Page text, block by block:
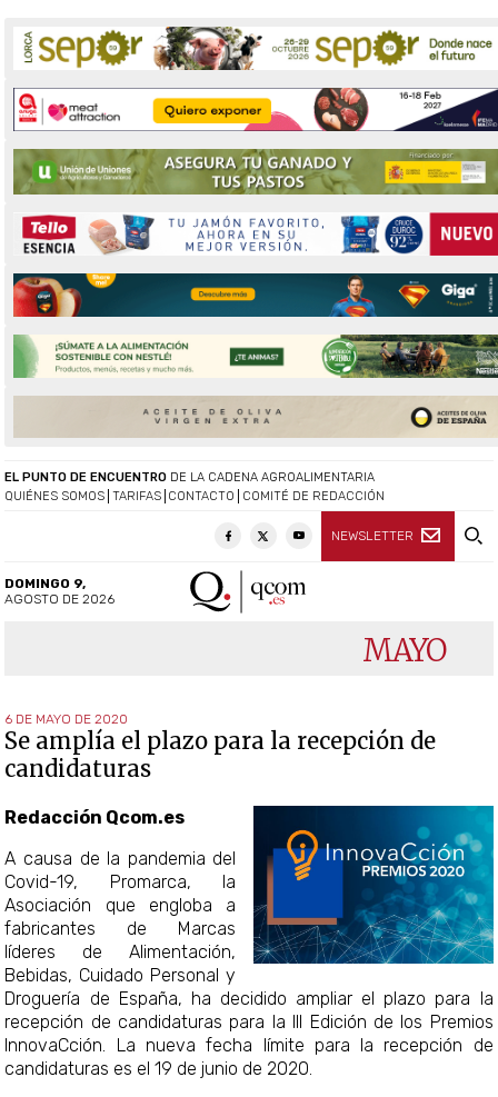
QUIÉNES SOMOS TARIFAS CONTACTO COMITÉ DE REDACCIÓN
NEWSLETTER
EL PUNTO DE ENCUENTRO DE LA CADENA AGROALIMENTARIA
DOMINGO 9,
AGOSTO DE 2026
MAYO
6 DE MAYO DE 2020
Se amplía el plazo para la recepción de
candidaturas
Redacción Qcom.es
A causa de la pandemia del
Covid-19, Promarca, la
Asociación que engloba a
fabricantes de Marcas
líderes de Alimentación,
Bebidas, Cuidado Personal y
Droguería de España, ha decidido ampliar el plazo para la
recepción de candidaturas para la III Edición de los Premios
InnovaCción. La nueva fecha límite para la recepción de
candidaturas es el 19 de junio de 2020.